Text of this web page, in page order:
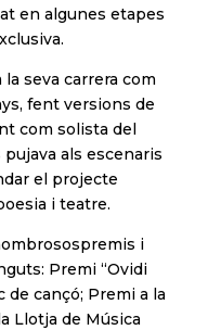
en algunes etapes
seva carrera com
fent versions de
com solista del
pujava als escenaris
el projecte
i teatre.
i
Premi “Ovidi
cançó; Premi a la
Llotja de Música